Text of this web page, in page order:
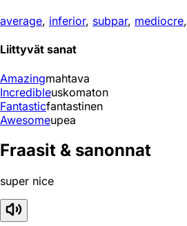
average, inferior, subpar, mediocre,
Liittyvät sanat
Amazingmahtava
Incredibleuskomaton
Fantasticfantastinen
Awesomeupea
Fraasit & sanonnat
super nice